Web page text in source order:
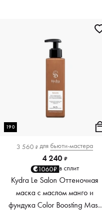
190
3 560 ₽ для бьюти-мастера
4 240 ₽
1060₽ в сплит
Kydra Le Salon Оттеночная
маска с маслом манго и
фундука Color Boosting Mask